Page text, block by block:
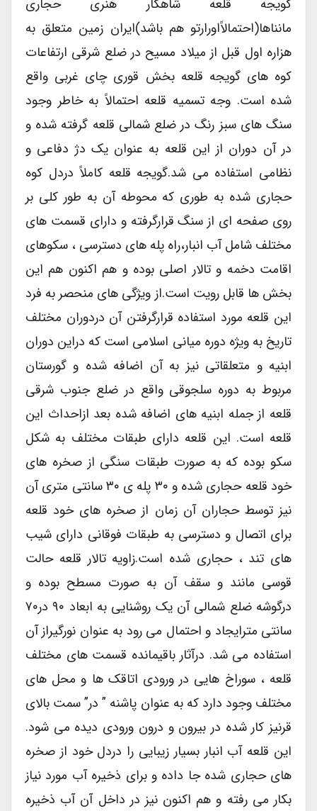
گویجه قلعه شاهکار هنری حجاری
مانناها(احتمالاًاورارتو هم باشد)ایران زمین متعلق به
هزاره اول قبل از میلاد مسیح در ضلع شرقی ارتفاعات
کوه های گویجه قلعه بخش قوری چای غربی واقع
شده است. وجه تسمیه قلعه احتمالاً به خاطر وجود
سنگ های سبز رنگ در ضلع شمالی قلعه گرفته شده و
در آن دوران از این قلعه به عنوان یک دژ دفاعی و
نظامی استفاده می شد.گویجه قلعه کاملاً دردل کوه
حجاری شده به طوری که محوطه آن به طور کلی بر
روی صفحه ای از سنگ قرارگرفته و دارای قسمت های
مختلف شامل آب انبار،راه پله های دسترسی ، سکوهای
اقامت دخمه و تالار اصلی بوده و هم اکنون هم این
بخش ها قابل رویت است.از ویژگی های منحصر به فرد
این قلعه مورد استفاده قرارگرفتن آن دردوران مختلف
تاریخ به ویژه دوره میانی اسلامی است که دراین دوران
ابنیه و متعلقاتی نیز به آن اضافه شده و گورستان
مربوط به دوره سلجوقی واقع در ضلع جنوب شرقی
قلعه از جمله ابنیه های اضافه شده بعد ازاحداث این
قلعه است. این قلعه دارای طبقات مختلف به شکل
سکو بوده که به صورت طبقات سنگی از صخره های
خود قلعه حجاری شده و ۳۰ پله ی ۳۰ سانتی متری آن
نیز توسط حجاران آن زمان از صخره های خود قلعه
برای اتصال و دسترسی به طبقات فوقانی دارای شیب
های تند ، حجاری شده است.زاویه تالار قلعه حالت
قوسی مانند و سقف آن به صورت مسطح بوده و
درگوشه ضلع شمالی آن یک روشنایی به ابعاد ۹۰ در۷۰
سانتی مترایجاد و احتمال می رود به عنوان نورگیراز آن
استفاده می شد. درآثار باقیمانده قسمت های مختلف
قلعه ، سوراخ هایی در ورودی اتاقک ها و محل های
مختلف وجود دارد که به عنوان پاشنه ” در” سمت بالای
قرنیز کار شده در بیرون و درون ورودی دیده می شود.
این قلعه آب انبار بسیار زیبایی را دردل خود از صخره
های حجاری شده جا داده و برای ذخیره آب مورد نیاز
بکار می رفته و هم اکنون نیز در داخل آن آب ذخیره